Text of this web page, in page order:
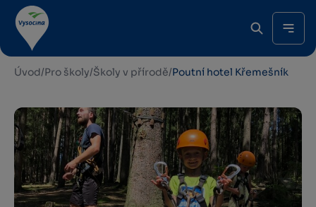
Úvod/Pro školy/Školy v přírodě/Poutní hotel Křemešník